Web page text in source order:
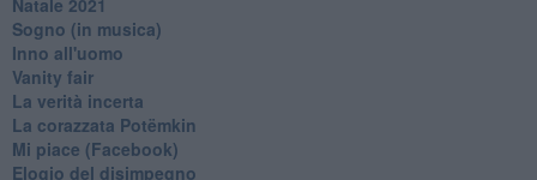
Sogno (in musica)
Inno all'uomo
Vanity fair
La verità incerta
La corazzata Potëmkin
Mi piace (Facebook)
Elogio del disimpegno